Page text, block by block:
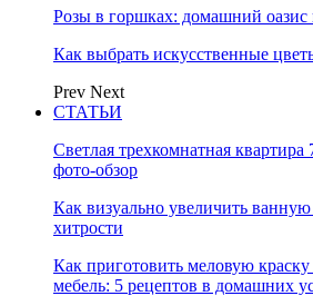
Розы в горшках: домашний оазис
Как выбрать искусственные
Prev Next
СТАТЬИ
Светлая трехкомнатная
фото-обзор
Как визуально увеличить
хитрости
Как приготовить меловую
мебель: 5 рецептов в домашних